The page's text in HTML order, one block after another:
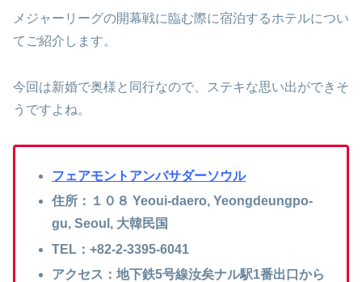
メジャーリーグの開幕戦に臨む際に宿泊するホテルについ
てご紹介します。
今回は新婚で奥様と同行なので、ステキな思い出ができそ
うですよね。
フェアモントアンバサダーソウル
住所：１０８ Yeoui-daero, Yeongdeungpo-
gu, Seoul, 大韓民国
TEL：+82-2-3395-6041
アクセス：地下鉄5号線汝矣ナル駅1番出口から